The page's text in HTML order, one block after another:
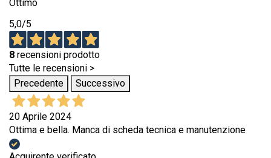
Ottimo
5,0/5
8 recensioni prodotto
Tutte le recensioni >
Precedente
Successivo
20 Aprile 2024
Ottima e bella. Manca di scheda tecnica e manutenzione